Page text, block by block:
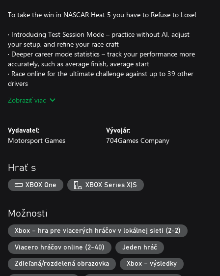
To take the win in NASCAR Heat 5 you have to Refuse to Lose!
· Introducing Test Session Mode – practice without AI, adjust
your setup, and refine your race craft
· Deeper career mode statistics – track your performance more
accurately, such as average finish, average start
· Race online for the ultimate challenge against up to 39 other
drivers
drive for one of the official NASCAR teams!
Zobraziť viac
Vydavateľ:
Motorsport Games
Vývojár:
704Games Company
Hrať s
XBOX One XBOX Series X|S
Možnosti
Xbox – hra pre viacerých hráčov v lokálnej sieti (2-2)
Viacero hráčov online (2-40) Jeden hráč
Zdieľaná/rozdelená obrazovka Xbox – výsledky